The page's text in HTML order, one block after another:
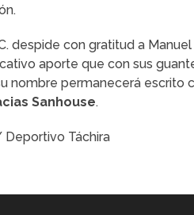
despide con gratitud a
aporte que con sus
nombre permanecerá escrito
Sanhouse.
Deportivo Táchira